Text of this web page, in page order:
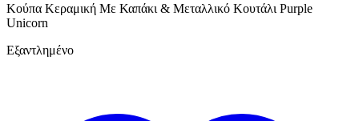
Κούπα Κεραμική Με Καπάκι & Μεταλλικό Κουτάλι Purple
Unicorn
Εξαντλημένο